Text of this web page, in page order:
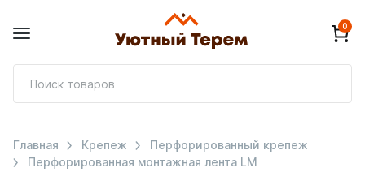
0
Главная Крепеж
Перфорированный крепеж
Перфорированная монтажная лента LM